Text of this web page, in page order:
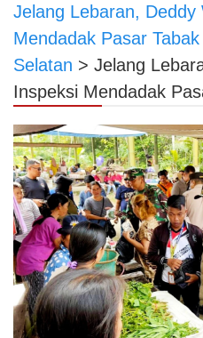
Jelang Lebaran, Deddy
Mendadak Pasar
Selatan > Jelang
Inspeksi Mendadak